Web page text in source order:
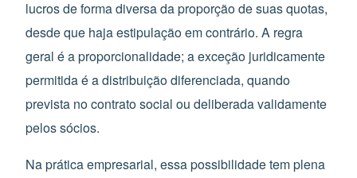
lucros de forma diversa da proporção de suas quotas,
desde que haja estipulação em contrário. A regra
geral é a proporcionalidade; a exceção juridicamente
permitida é a distribuição diferenciada, quando
prevista no contrato social ou deliberada validamente
pelos sócios.
Na prática empresarial, essa possibilidade tem plena